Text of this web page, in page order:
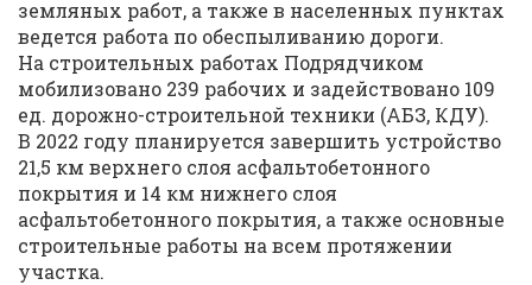
земляных работ, а также в населенных пунктах
ведется работа по обеспыливанию дороги.
На строительных работах Подрядчиком
мобилизовано 239 рабочих и задействовано 109
ед. дорожно-строительной техники (АБЗ, КДУ).
В 2022 году планируется завершить устройство
21,5 км верхнего слоя асфальтобетонного
покрытия и 14 км нижнего слоя
асфальтобетонного покрытия, а также основные
строительные работы на всем протяжении
участка.